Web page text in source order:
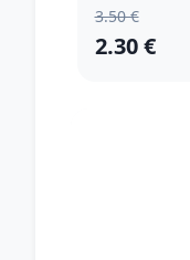
3.50 €
2.30 €